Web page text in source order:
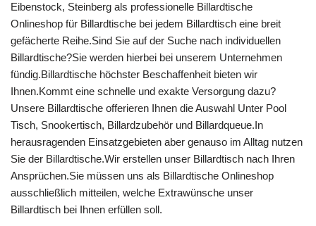
Eibenstock, Steinberg als professionelle Billardtische
Onlineshop für Billardtische bei jedem Billardtisch eine breit
gefächerte Reihe.Sind Sie auf der Suche nach individuellen
Billardtische?Sie werden hierbei bei unserem Unternehmen
fündig.Billardtische höchster Beschaffenheit bieten wir
Ihnen.Kommt eine schnelle und exakte Versorgung dazu?
Unsere Billardtische offerieren Ihnen die Auswahl Unter Pool
Tisch, Snookertisch, Billardzubehör und Billardqueue.In
herausragenden Einsatzgebieten aber genauso im Alltag nutzen
Sie der Billardtische.Wir erstellen unser Billardtisch nach Ihren
Ansprüchen.Sie müssen uns als Billardtische Onlineshop
ausschließlich mitteilen, welche Extrawünsche unser
Billardtisch bei Ihnen erfüllen soll.